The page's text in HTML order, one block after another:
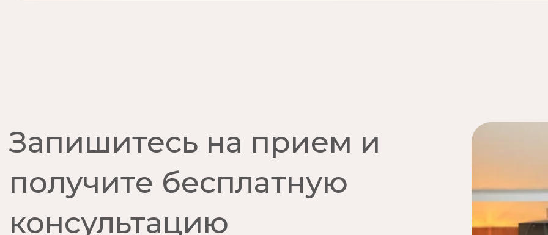
Запишитесь на прием и
получите бесплатную
консультацию